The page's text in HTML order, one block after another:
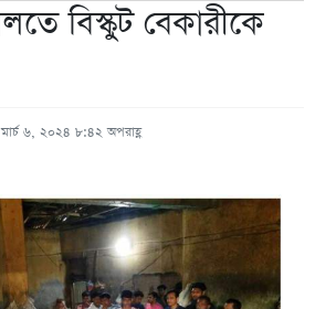
বিস্কুট বেকারীকে
মার্চ ৬, ২০২৪ ৮:৪২ অপরাহ্ণ